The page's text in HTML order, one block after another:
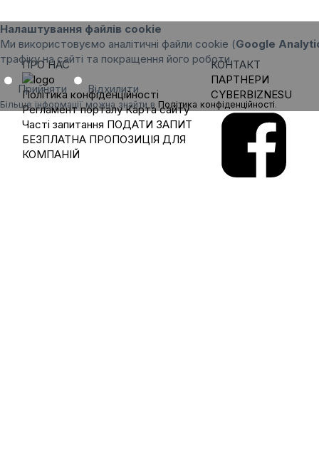
Налаштування файлів cookie
Ми використовуємо аналітичні файли cookie (Google
трафіку на сайті та покращення його роботи.
Прийняти Відхилити
Більше інформації можна знайти в Політика конфіденційності.
ПРО НАС
Політика конфіденційності
Регламент порталу Карта сайту
Часті запитання ПОДАТИ ЗАПИТ
БЕЗПЛАТНА ПРОПОЗИЦІЯ ДЛЯ
КОМПАНІЙ
КОНТАКТ
ПАРТНЕРИ
CYBERBIZNESU